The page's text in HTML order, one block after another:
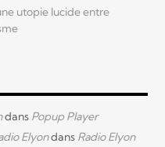
utopie lucide entre
dans Popup Player
Elyondans Radio Elyon